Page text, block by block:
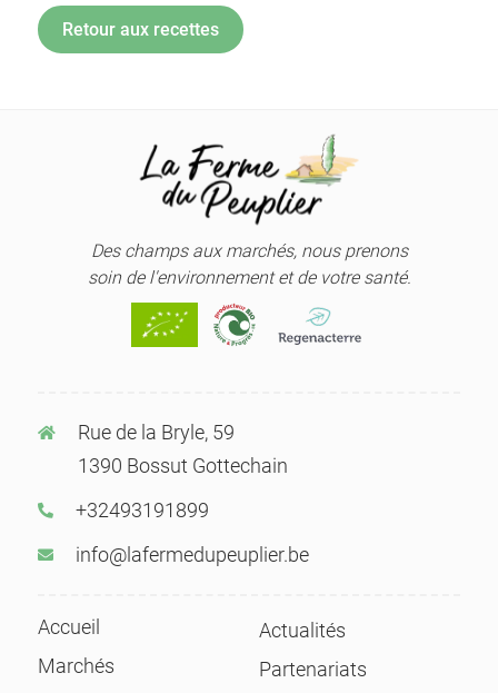
Retour aux recettes
Des champs aux marchés, nous prenons
soin de l'environnementet de votre santé.
Rue de la Bryle, 59
1390 Bossut Gottechain
+32493191899
info@lafermedupeuplier.be
Accueil
Marchés
Actualités
Partenariats